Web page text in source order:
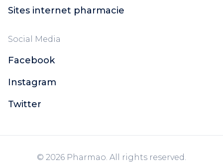
Sites internet pharmacie
Social Media
Facebook
Instagram
Twitter
© 2026 Pharmao. All rights reserved.